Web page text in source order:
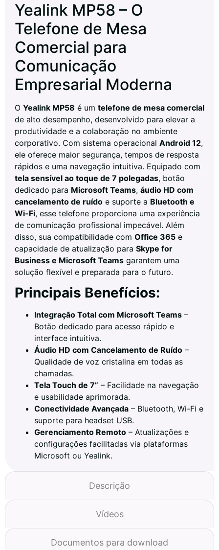
Descrição
Vídeos
Documentos para download
Yealink MP58 – O
Telefone de Mesa
Comercial para
Comunicação
Empresarial Moderna
O Yealink MP58 é um telefone de mesa comercial
de alto desempenho, desenvolvido para elevar a
produtividade e a colaboração no ambiente
corporativo. Com sistema operacional Android 12,
ele oferece maior segurança, tempos de resposta
rápidos e uma navegação intuitiva. Equipado com
tela sensível ao toque de 7 polegadas, botão
dedicado para Microsoft Teams, áudio HD com
cancelamento de ruído e suporte a Bluetooth e
Wi-Fi, esse telefone proporciona uma experiência
de comunicação profissional impecável. Além
disso, sua compatibilidade com Office 365 e
capacidade de atualização para Skype for
Business e Microsoft Teams garantem uma
solução flexível e preparada para o futuro.
Principais Benefícios:
Integração Total com Microsoft Teams –
Botão dedicado para acesso rápido e
interface intuitiva.
Áudio HD com Cancelamento de Ruído –
Qualidade de voz cristalina em todas as
chamadas.
Tela Touch de 7” – Facilidade na navegação
e usabilidade aprimorada.
Conectividade Avançada – Bluetooth, Wi-Fi e
suporte para headset USB.
Gerenciamento Remoto – Atualizações e
configurações facilitadas via plataformas
Microsoft ou Yealink.